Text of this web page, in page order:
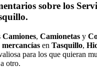
sobre los
Camiones, Camionetas y
mercancías en Tasquillo,
para los que quieran
otro.